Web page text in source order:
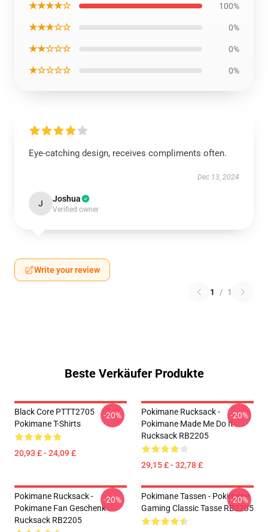
★★★★☆ 100%
★★★☆☆ 0%
★★☆☆☆ 0%
★☆☆☆☆ 0%
Eye-catching design, receives compliments often.
Dec 13, 2024
J Joshua
Verified owner
Write your review
1 / 1
Beste Verkäufer Produkte
Black Core PTTT2705
Pokimane T-Shirts
20,93 £ - 24,09 £
-20%
Pokimane Rucksack -
Pokimane Made Me Do It
Rucksack RB2205
29,15 £ - 32,78 £
-20%
Pokimane Rucksack -
Pokimane Fan Geschenk
Rucksack RB2205
-20%
Pokimane Tassen - Pokimane
Gaming Classic Tasse RB2205
-20%